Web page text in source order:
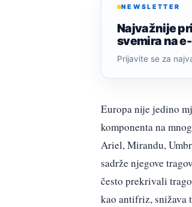
NEWSLETTER
Najvažnije
svemira na
Prijavite se za
Europa nije jedino
komponenta na
Ariel, Mirandu,
sadrže njegove
često prekrivali
kao antifriz, snižava